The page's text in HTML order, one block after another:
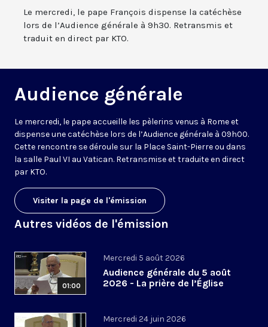
Le mercredi, le pape François dispense la catéchèse
lors de l’Audience générale à 9h30. Retransmis et
traduit en direct par KTO.
Audience générale
Le mercredi, le pape accueille les pèlerins venus à Rome et
dispense une catéchèse lors de l’Audience générale à 09h00.
Cette rencontre se déroule sur la Place Saint-Pierre ou dans
la salle Paul VI au Vatican. Retransmise et traduite en direct
par KTO.
Visiter la page de l'émission
Autres vidéos de l'émission
01:00
Mercredi 5 août 2026
Audience générale du 5 août
2026 - La prière de l’Église
Mercredi 24 juin 2026